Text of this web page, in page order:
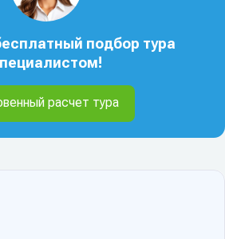
подбор тура
расчет тура